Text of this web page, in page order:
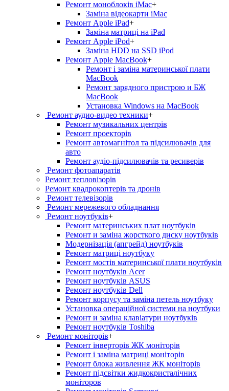
Ремонт моноблоків iMac+
Заміна відеокарти iMac
Ремонт Apple iPad+
Заміна матриці на iPad
Ремонт Apple iPod+
Заміна HDD на SSD iPod
Ремонт Apple MacBook+
Ремонт і заміна материнської плати
MacBook
Ремонт зарядного пристрою и БЖ
MacBook
Установка Windows на MacBook
Ремонт аудио-видео техники+
Ремонт музикальних центрів
Ремонт проекторів
Ремонт автомагнітол та підсилювачів для
авто
Ремонт аудіо-підсилювачів та ресиверів
Ремонт фотоапаратів
Ремонт тепловізорів
Ремонт квадрокоптерів та дронів
Ремонт телевізорів
Ремонт мережевого обладнання
Ремонт ноутбуків+
Ремонт материнських плат ноутбуків
Ремонт и заміна жорсткого диску ноутбуків
Модернізація (апгрейд) ноутбуків
Ремонт матриці ноутбуку
Ремонт мостів материнської плати ноутбуків
Ремонт ноутбуків Acer
Ремонт ноутбуків ASUS
Ремонт ноутбуків Dell
Ремонт корпусу та заміна петель ноутбуку
Установка операційної системи на ноутбуки
Ремонт и заміна клавіатури ноутбуків
Ремонт ноутбуків Toshiba
Ремонт моніторів+
Ремонт інверторів ЖК моніторів
Ремонт і заміна матриці моніторів
Ремонт блока живлення ЖК моніторів
Ремонт підсвітки жидкокристалічних
моніторов